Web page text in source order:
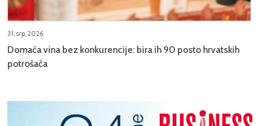
31, srp, 2026
Domaća vina bez konkurencije: bira ih 90 posto hrvatskih
potrošača